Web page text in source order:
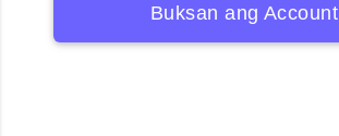
Buksan ang Account